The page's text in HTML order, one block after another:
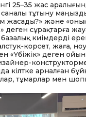
25–35 жас
тұтыну
жасады?» және
деген сұрақтарға
базалық киімдерді
корсет, жаға,
«Үбіжік» деген
кілтке арналған
тұмарлар мен